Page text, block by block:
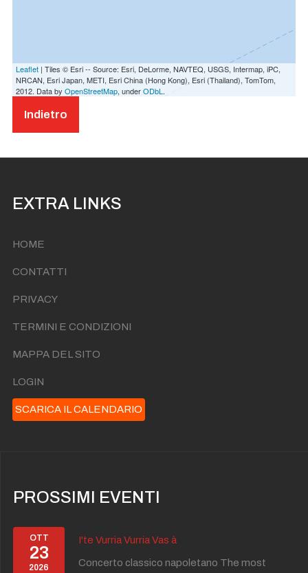
Leaflet | Tiles © Esri -- Source: Esri, DeLorme, NAVTEQ, USGS, Intermap, iPC,
NRCAN, Esri Japan, METI, Esri China (Hong Kong), Esri (Thailand), TomTom,
2012. Data by OpenStreetMap, underODbL .
Indietro
EXTRA LINKS
HOME
CONTATTI
PRIVACY
TERMINI E CONDIZIONI
MAPPA DEL SITO
LOGIN
SCARICA IL CALENDARIO
PROSSIMI EVENTI
OTT
23
2026
I'te Vurria Vurria Vas à
Concerto classico napoletano The most